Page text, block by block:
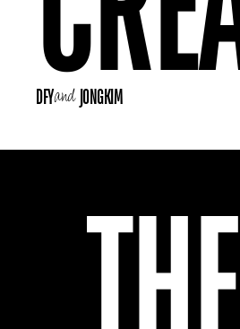
DFYand JONGKIM